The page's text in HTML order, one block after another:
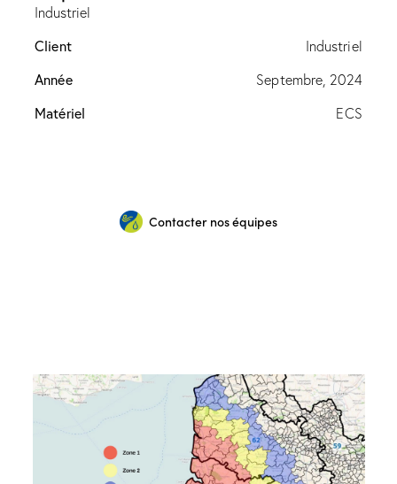
Industriel
Client Industriel
Année Septembre, 2024
Matériel ECS
Contacter nos équipes